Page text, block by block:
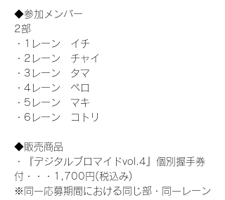
◆参加メンバー
2部
・1レーン　イチ
・2レーン　チャイ
・3レーン　タマ
・4レーン　ペロ
・5レーン　マキ
・6レーン　コトリ
◆販売商品
・『デジタルブロマイドvol.4』個別握手券
付・・・1,700円(税込み)
※同一応募期間における同じ部・同一レーン